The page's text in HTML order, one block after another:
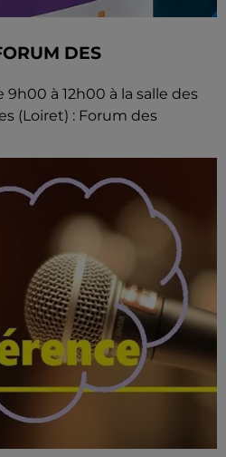
DES
à 12h00 à la salle des
(Loiret) : Forum des